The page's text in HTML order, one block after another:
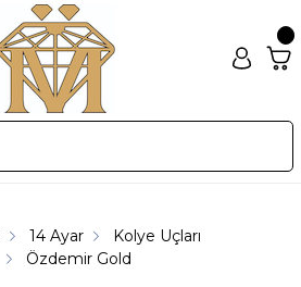
14 Ayar
Kolye Uçları
Özdemir Gold